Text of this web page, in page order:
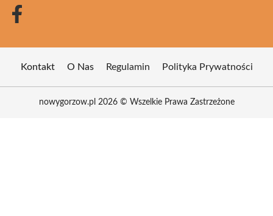
Kontakt O Nas Regulamin Polityka Prywatności
nowygorzow.pl 2026 © Wszelkie Prawa Zastrzeżone